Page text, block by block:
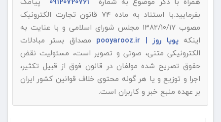
بفرمایید.با استناد به ماده ۷۴ قانون تجارت الکترونیک
مصوب ۱۳۸۲/۱۰/۱۷ مجلس شورای اسلامی و با عنایت به
اینکهپویا روز | pooyarooz.ir
مصداق بستر مبادلات
الکترونیکی متنی، صوتی و تصویر است، مسئولیت نقض
حقوق تصریح شده مولفان در قانون فوق از قبیل تکثیر،
اجرا و توزیع و یا هر گونه محتوی خلاف قوانین کشور ایران
بر عهده منبع خبر و کاربران است.